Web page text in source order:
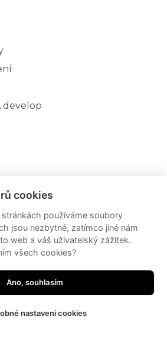
develop
- II.etapa
III.etapa
cookies
používáme soubory
jsou nezbytné, zatímco jiné nám
web a váš uživatelský zážitek.
všech cookies?
Ano, souhlasím
nastavení cookies